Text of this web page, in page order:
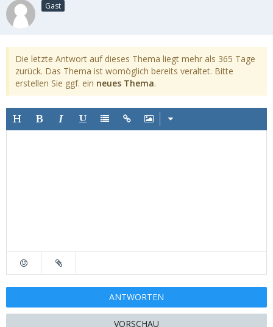
Gast
Die letzte Antwort auf dieses Thema liegt mehr als 365 Tage
zurück. Das Thema ist womöglich bereits veraltet. Bitte
erstellen Sie ggf. ein neues Thema.
ANTWORTEN
VORSCHAU